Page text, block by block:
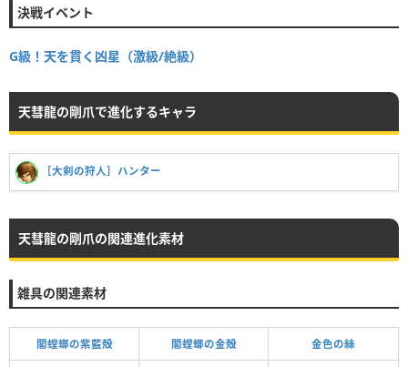
決戦イベント
G級！天を貫く凶星（激級/絶級）
天彗龍の剛爪で進化するキャラ
［大剣の狩人］ハンター
天彗龍の剛爪の関連進化素材
雑具の関連素材
閣螳螂の紫藍殻 閣螳螂の金殻 金色の絲